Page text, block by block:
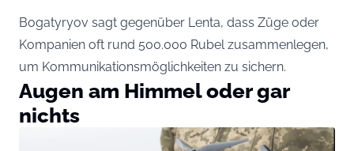
Bogatyryov sagt gegenüber Lenta, dass Züge oder
Kompanien oft rund 500.000 Rubel zusammenlegen,
um Kommunikationsmöglichkeiten zu sichern.
Augen am Himmel oder gar
nichts